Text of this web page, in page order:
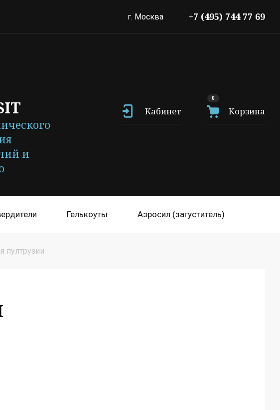
г. Москва +7 (495) 744 77 69
и
Кабинет Корзина
0
Гелькоуты Аэросил (загуститель)
пултрузии